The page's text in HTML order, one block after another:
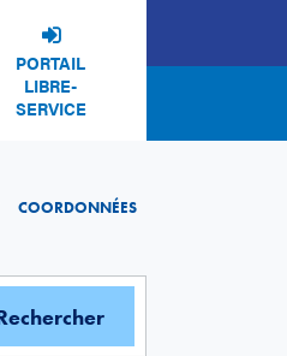
PORTAIL
LIBRE-
SERVICE
COORDONNÉES